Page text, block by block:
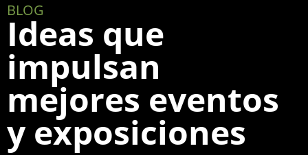
BLOG
Ideas que
impulsan
mejores eventos
y exposiciones